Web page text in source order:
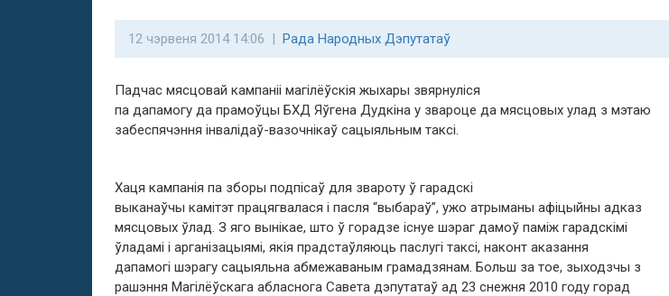
12 чэрвеня 2014 14:06 | Рада Народных Дэпутатаў
Падчас мясцовай кампаніі магілёўскія жыхары звярнуліся
па дапамогу да прамоўцы БХД Яўгена Дудкіна у звароце да мясцовых улад з мэтаю
забеспячэння інвалідаў-вазочнікаў сацыяльным таксі.
Хаця кампанія па зборы подпісаў для звароту ў гарадскі
выканаўчы камітэт працягвалася і пасля “выбараў”, ужо атрыманы афіцыйны адказ
мясцовых ўлад. З яго вынікае, што ў горадзе існуе шэраг дамоў паміж гарадскімі
ўладамі і арганізацыямі, якія прадстаўляюць паслугі таксі, наконт аказання
дапамогі шэрагу сацыяльна абмежаваным грамадзянам. Больш за тое, зыходзчы з
рашэння Магілёўскага абласнога Савета дэпутатаў ад 23 снежня 2010 году горад